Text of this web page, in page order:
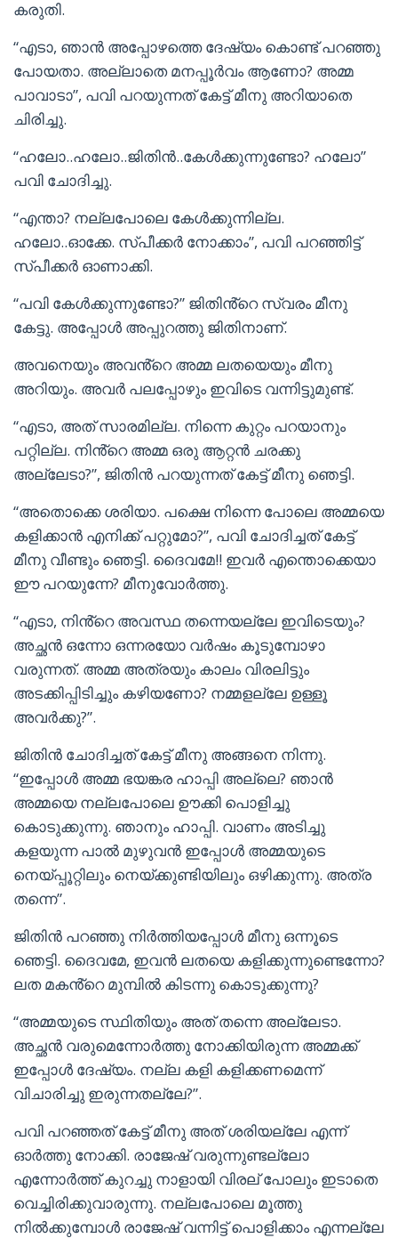
കരുതി.
“എടാ, ഞാൻ അപ്പോഴത്തെ ദേഷ്യം കൊണ്ട് പറഞ്ഞു
പോയതാ. അല്ലാതെ മനപ്പൂർവം ആണോ? അമ്മ
പാവാടാ”, പവി പറയുന്നത് കേട്ട് മീനു അറിയാതെ
ചിരിച്ചു.
“ഹലോ..ഹലോ..ജിതിൻ..കേൾക്കുന്നുണ്ടോ? ഹലോ”
പവി ചോദിച്ചു.
“എന്താ? നല്ലപോലെ കേൾക്കുന്നില്ല.
ഹലോ..ഓക്കേ. സ്പീക്കർ നോക്കാം”, പവി പറഞ്ഞിട്ട്
സ്പീക്കർ ഓണാക്കി.
“പവി കേൾക്കുന്നുണ്ടോ?” ജിതിൻ്റെ സ്വരം മീനു
കേട്ടു. അപ്പോൾ അപ്പുറത്തു ജിതിനാണ്.
അവനെയും അവൻ്റെ അമ്മ ലതയെയും മീനു
അറിയും. അവർ പലപ്പോഴും ഇവിടെ വന്നിട്ടുമുണ്ട്.
“എടാ, അത് സാരമില്ല. നിന്നെ കുറ്റം പറയാനും
പറ്റില്ല. നിൻ്റെ അമ്മ ഒരു ആറ്റൻ ചരക്കു
അല്ലേടാ?”, ജിതിൻ പറയുന്നത് കേട്ട് മീനു ഞെട്ടി.
“അതൊക്കെ ശരിയാ. പക്ഷെ നിന്നെ പോലെ അമ്മയെ
കളിക്കാൻ എനിക്ക് പറ്റുമോ?”, പവി ചോദിച്ചത് കേട്ട്
മീനു വീണ്ടും ഞെട്ടി. ദൈവമേ!! ഇവർ എന്തൊക്കെയാ
ഈ പറയുന്നേ? മീനുവോർത്തു.
“എടാ, നിൻ്റെ അവസ്ഥ തന്നെയല്ലേ ഇവിടെയും?
അച്ഛൻ ഒന്നോ ഒന്നരയോ വർഷം കൂടുമ്പോഴാ
വരുന്നത്. അമ്മ അത്രയും കാലം വിരലിട്ടും
അടക്കിപ്പിടിച്ചും കഴിയണോ? നമ്മളല്ലേ ഉള്ളൂ
അവർക്കു?”.
ജിതിൻ ചോദിച്ചത് കേട്ട് മീനു അങ്ങനെ നിന്നു.
“ഇപ്പോൾ അമ്മ ഭയങ്കര ഹാപ്പി അല്ലെ? ഞാൻ
അമ്മയെ നല്ലപോലെ ഊക്കി പൊളിച്ചു
കൊടുക്കുന്നു. ഞാനും ഹാപ്പി. വാണം അടിച്ചു
കളയുന്ന പാൽ മുഴുവൻ ഇപ്പോൾ അമ്മയുടെ
നെയ്‌പ്പൂറ്റിലും നെയ്ക്കുണ്ടിയിലും ഒഴിക്കുന്നു. അത്ര
തന്നെ”.
ജിതിൻ പറഞ്ഞു നിർത്തിയപ്പോൾ മീനു ഒന്നൂടെ
ഞെട്ടി. ദൈവമേ, ഇവൻ ലതയെ കളിക്കുന്നുണ്ടെന്നോ?
ലത മകൻ്റെ മുമ്പിൽ കിടന്നു കൊടുക്കുന്നു?
“അമ്മയുടെ സ്ഥിതിയും അത് തന്നെ അല്ലേടാ.
അച്ഛൻ വരുമെന്നോർത്തു നോക്കിയിരുന്ന അമ്മക്ക്
ഇപ്പോൾ ദേഷ്യം. നല്ല കളി കളിക്കണമെന്ന്
വിചാരിച്ചു ഇരുന്നതല്ലേ?”.
പവി പറഞ്ഞത് കേട്ട് മീനു അത് ശരിയല്ലേ എന്ന്
ഓർത്തു നോക്കി. രാജേഷ് വരുന്നുണ്ടല്ലോ
എന്നോർത്ത് കുറച്ചു നാളായി വിരല് പോലും ഇടാതെ
വെച്ചിരിക്കുവാരുന്നു. നല്ലപോലെ മൂത്തു
നിൽക്കുമ്പോൾ രാജേഷ് വന്നിട്ട് പൊളിക്കാം എന്നല്ലേ